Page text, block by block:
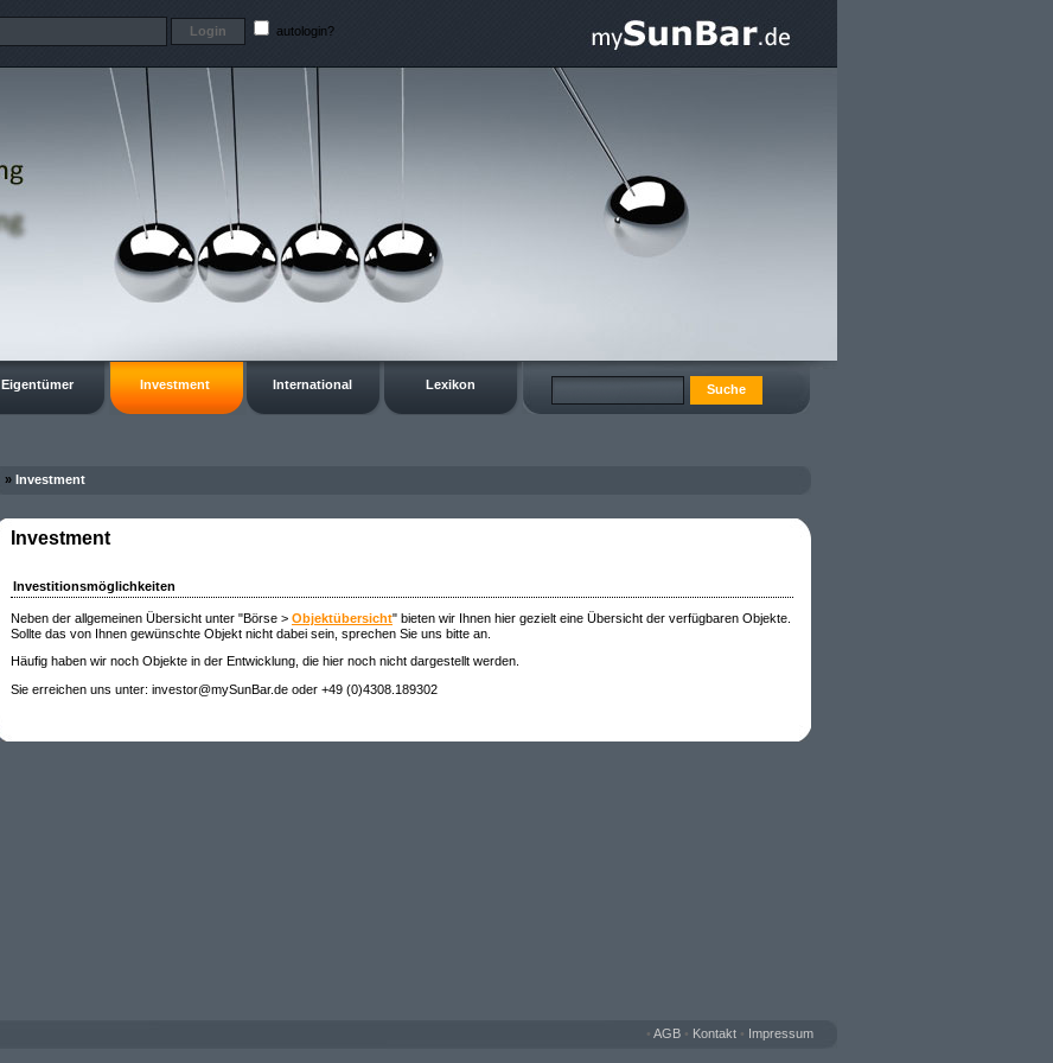
autologin?
Eigentümer Investment International Lexikon
» Investment
Investment
Investitionsmöglichkeiten
Neben der allgemeinen Übersicht unter "Börse > Objektübersicht" bieten wir Ihnen hier gezielt eine Übersicht der verfügbaren Objekte.
Sollte das von Ihnen gewünschte Objekt nicht dabei sein, sprechen Sie uns bitte an.
Häufig haben wir noch Objekte in der Entwicklung, die hier noch nicht dargestellt werden.
Sie erreichen uns unter: investor@mySunBar.de oder +49 (0)4308.189302
• AGB • Kontakt • Impressum